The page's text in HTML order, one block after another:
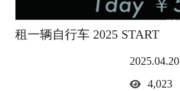
租一辆自行车 2025 START
2025.04.20
4,023